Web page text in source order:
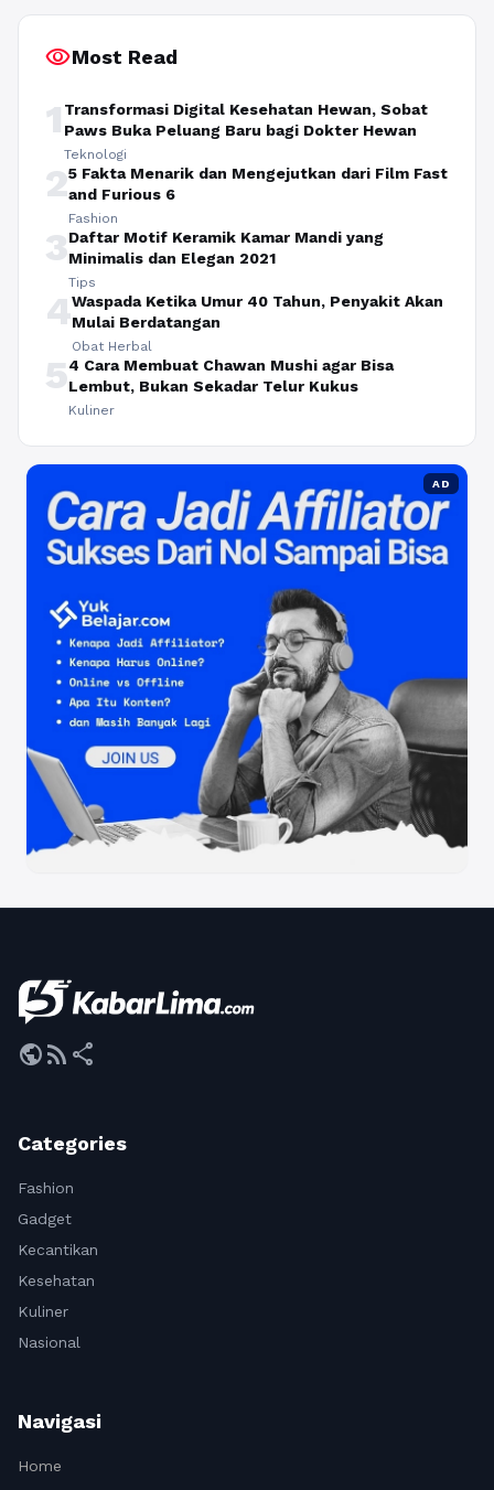
visibilityMost Read
1 Transformasi Digital Kesehatan Hewan, Sobat
Paws Buka Peluang Baru bagi Dokter Hewan
Teknologi
25 Fakta Menarik dan Mengejutkan dari Film Fast
and Furious 6
Fashion
3Daftar Motif Keramik Kamar Mandi yang
Minimalis dan Elegan 2021
Tips
4Waspada Ketika Umur 40 Tahun, Penyakit Akan
Mulai Berdatangan
Obat Herbal
54 Cara Membuat Chawan Mushi agar Bisa
Lembut, Bukan Sekadar Telur Kukus
Kuliner
AD
publicrss_feed share
Categories
Fashion
Gadget
Kecantikan
Kesehatan
Kuliner
Nasional
Navigasi
Home